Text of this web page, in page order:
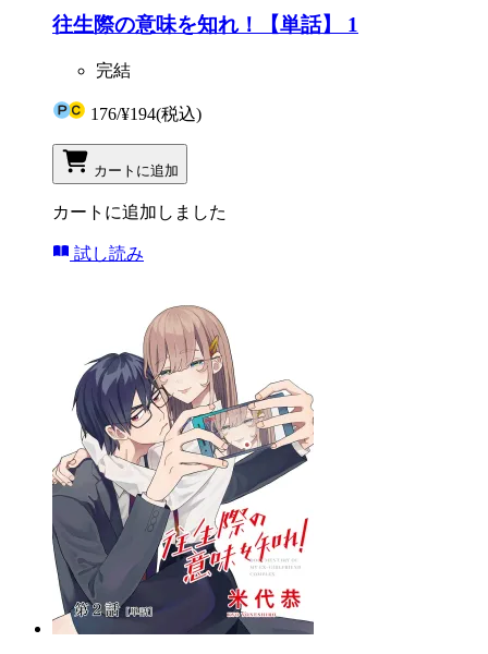
往生際の意味を知れ！【単話】 1
完結
176/¥194(税込)
カートに追加
カートに追加しました
試し読み